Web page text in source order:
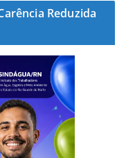
Reduzida